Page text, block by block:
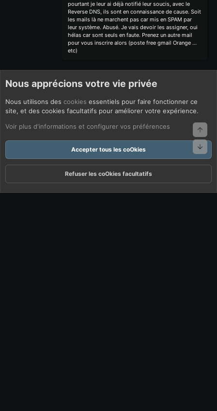
pourtant je leur ai déjà notifié leur soucis, avec le
Reverse DNS, ils sont en connaissance de cause. Soit
les mails là ne marchent pas car mis en SPAM par
leur système. Abusé. Je vais devoir les assigner, oui
hélas car sont seuls en faute. Prenez un autre mail
pour vous inscrire alors (poste free gmail Orange ...
etc)
Nous apprécions votre vie privée
Nous utilisons des cookies essentiels pour faire fonctionner ce
site, et des cookies facultatifs pour améliorer votre expérience.
Voir plus d'informations et configurer vos préférences
Accepter tous les coOkies
Refuser les coOkies facultatifs